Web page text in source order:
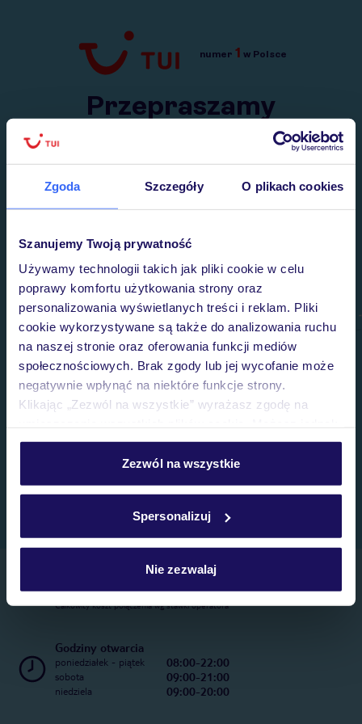
Zgoda Szczegóły O plikach cookies
Szanujemy Twoją prywatność
Używamy technologii takich jak pliki cookie w celu
poprawy komfortu użytkowania strony oraz
personalizowania wyświetlanych treści i reklam. Pliki
cookie wykorzystywane są także do analizowania ruchu
na naszej stronie oraz oferowania funkcji mediów
społecznościowych. Brak zgody lub jej wycofanie może
negatywnie wpłynąć na niektóre funkcje strony.
Klikając „Zezwól na wszystkie” wyrażasz zgodę na
personalizować swój wybór wchodząc w zakładkę
Szczegółowe informacje o plikach cookie znajdziesz
Zezwól na wszystkie
Spersonalizuj
Nie zezwalaj
Przejdź do TUI.pl
numer 1 w Polsce
Przepraszamy
Wysłaliśmy nasz serwis na krótkie wakacje.
Telefoniczne Centrum Rezerwacji
22 270 31 20
Całkowity koszt połączenia wg stawki operatora
Godziny otwarcia
poniedziałek - piątek 08:00-22:00
sobota 09:00-21:00
niedziela 09:00-20:00